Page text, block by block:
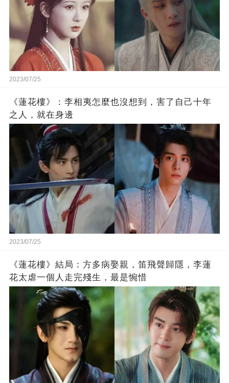
2023/07/25
《蓮花樓》：李相夷怎麼也沒想到，害了自己十年
之人，就在身邊
2023/07/25
《蓮花樓》結局：方多病娶親，笛飛聲歸隱，李蓮
花太虐一個人走完殘生，最是惋惜